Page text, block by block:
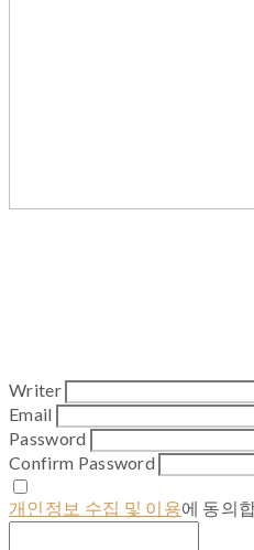
Writer
Email
Password
Confirm Password
개인정보 수집 및 이용에 동의